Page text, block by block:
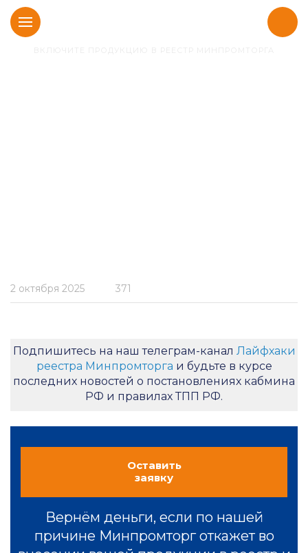
2 октября 2025 371
Подпишитесь на наш телеграм-канал Лайфхаки
реестра Минпромторга и будьте в курсе
последних новостей о постановлениях кабмина
РФ и правилах ТПП РФ.
Оставить
заявку
Вернём деньги, если по нашей
причине Минпромторг откажет во